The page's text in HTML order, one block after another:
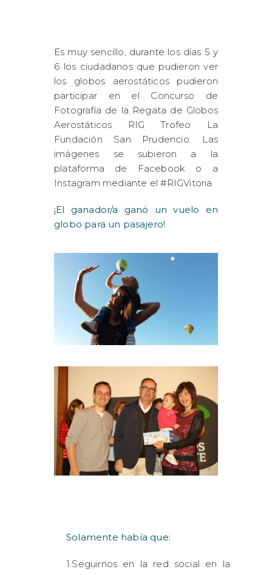
Es muy sencillo, durante los días 5 y
6 los ciudadanos que pudieron ver
los globos aerostáticos pudieron
participar en el Concurso de
Fotografía de la Regata de Globos
Aerostáticos RIG Trofeo La
Fundación San Prudencio. Las
imágenes se subieron a la
plataforma de Facebook o a
Instagram mediante el #RIGVitoria
¡El ganador/a ganó un vuelo en
globo para un pasajero!
Solamente había que:
1.Seguirnos en la red social en la